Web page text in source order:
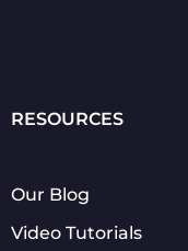
RESOURCES
Our Blog
Video Tutorials